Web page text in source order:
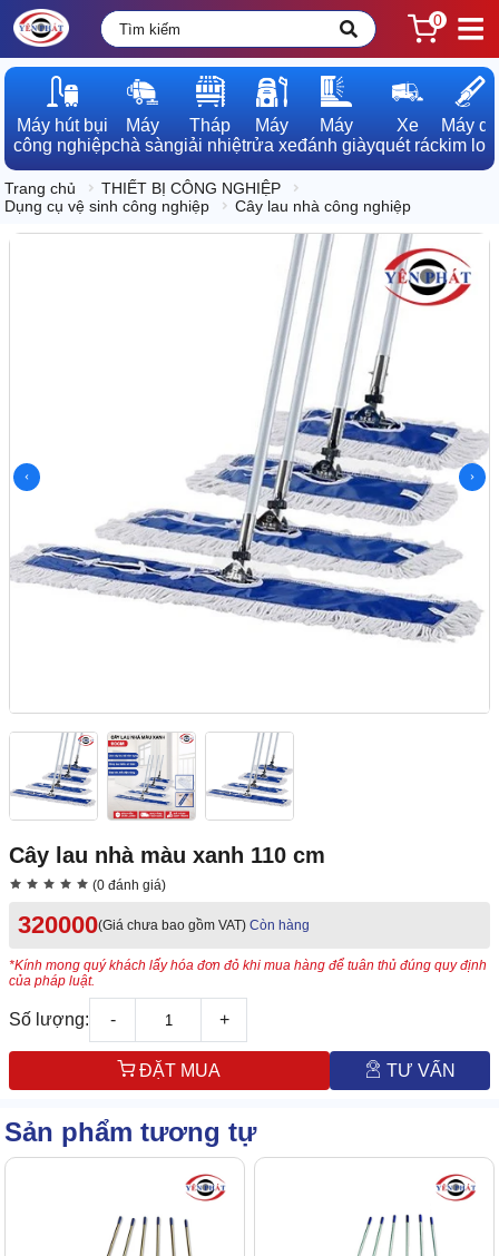
0
Máy hút bụi
công nghiệp
Máy
chà sàn
Tháp
giải nhiệt
Máy
rửa xe
Máy
đánh giày
Xe
quét rác
Máy dò
kim loại
Trang chủ
THIẾT BỊ CÔNG NGHIỆP
Dụng cụ vệ sinh công nghiệp
Cây lau nhà công nghiệp
Cây lau nhà màu xanh 110 cm
(0 đánh giá)
320000(Giá chưa bao gồm VAT) Còn hàng
*Kính mong quý khách lấy hóa đơn đỏ khi mua hàng để tuân thủ đúng quy định
của pháp luật.
Số lượng: - +
ĐẶT MUA TƯ VẤN
Sản phẩm tương tự